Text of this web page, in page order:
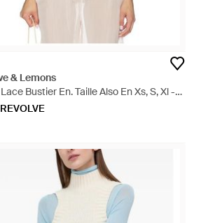
& Lemons
Bustier En. Taille Also En Xs, S, Xl -
REVOLVE